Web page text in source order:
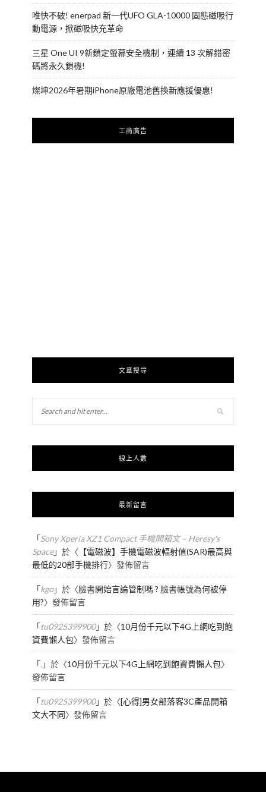
唯快不破! enerpad 新一代UFO GLA-10000 固態磁吸行
動電源，掀磁吸快充革命
三星 One UI 9新鎖定螢幕安全機制，連續 13 次解錯密
碼將永久鎖機!
燦坤2026年暑期iPhone原廠電池舊換新應援優惠!
工商廣告
文章搜尋
線上人數
最新留言
「Sony Xperia XZ1 Compact 手機開箱文 – Heresy's
Space」於〈 【電磁波】手機電磁波輻射值(SAR)最高與
最低的20部手機排行〉發佈留言
「kgo」於〈臉書開始言論管制嗎 ? 臉書帳號為何被停
用?〉發佈留言
「tu0925399900」於〈10月份千元以下4G上網吃到飽
資費懶人包〉發佈留言
「.」於〈10月份千元以下4G上網吃到飽資費懶人包〉
發佈留言
「tu0925399900」於〈[心得]男女部落客3C產品開箱
文大不同〉發佈留言